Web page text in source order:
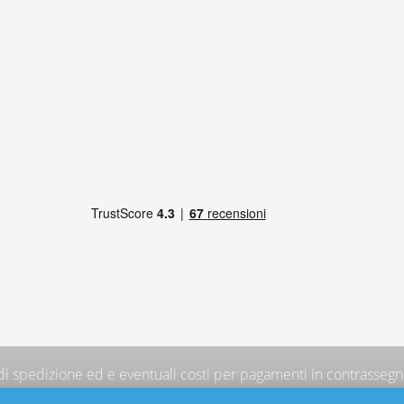
spedizione ed e eventuali costi per pagamenti in